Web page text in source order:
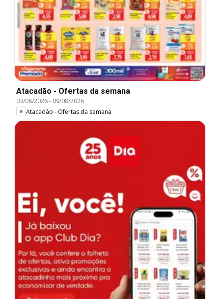
Atacadão - Ofertas da semana
03/08/2026- 09/08/2026
Atacadão - Ofertas da semana